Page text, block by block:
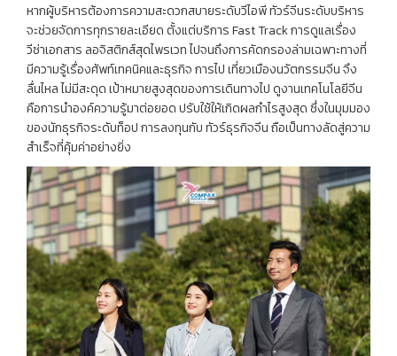
หากผู้บริหารต้องการความสะดวกสบายระดับวีไอพี ทัวร์จีนระดับบริหาร
จะช่วยจัดการทุกรายละเอียด ตั้งแต่บริการ Fast Track การดูแลเรื่อง
วีซ่าเอกสาร ลอจิสติกส์สุดไพรเวท ไปจนถึงการคัดกรองล่ามเฉพาะทางที่
มีความรู้เรื่องศัพท์เทคนิคและธุรกิจ การไป เที่ยวเมืองนวัตกรรมจีน จึง
ลื่นไหล ไม่มีสะดุด เป้าหมายสูงสุดของการเดินทางไป ดูงานเทคโนโลยีจีน
คือการนำองค์ความรู้มาต่อยอด ปรับใช้ให้เกิดผลกำไรสูงสุด ซึ่งในมุมมอง
ของนักธุรกิจระดับท็อป การลงทุนกับ ทัวร์ธุรกิจจีน ถือเป็นทางลัดสู่ความ
สำเร็จที่คุ้มค่าอย่างยิ่ง